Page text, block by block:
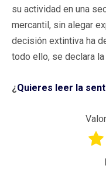
su actividad en una
mercantil, sin alegar
decisión extintiva ha
todo ello, se declara
¿Quieres leer la